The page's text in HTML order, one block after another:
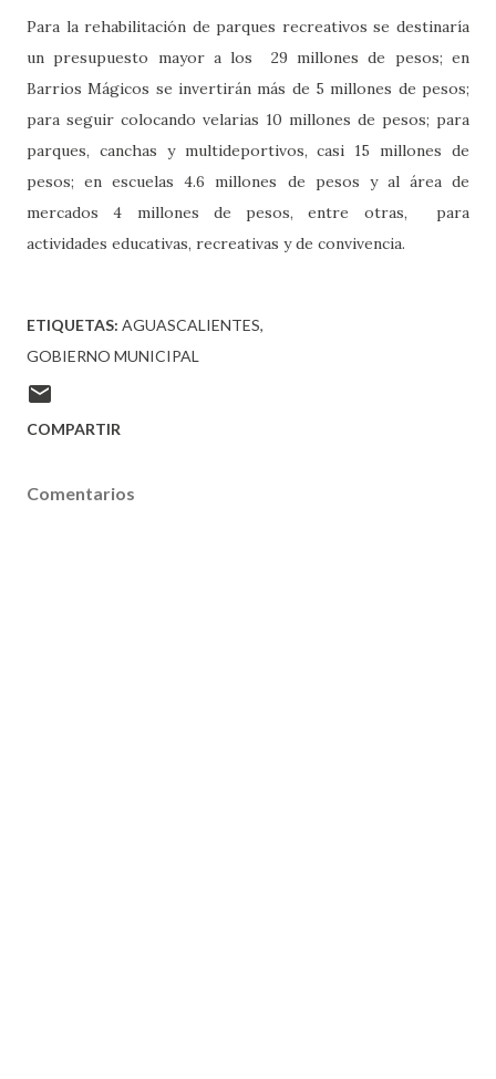
Para la rehabilitación de parques recreativos se destinaría
un presupuesto mayor a los 29 millones de pesos; en
Barrios Mágicos se invertirán más de 5 millones de pesos;
para seguir colocando velarias 10 millones de pesos; para
parques, canchas y multideportivos, casi 15 millones de
pesos; en escuelas 4.6 millones de pesos y al área de
mercados 4 millones de pesos, entre otras, para
actividades educativas, recreativas y de convivencia.
ETIQUETAS: AGUASCALIENTES
GOBIERNO MUNICIPAL
COMPARTIR
Comentarios